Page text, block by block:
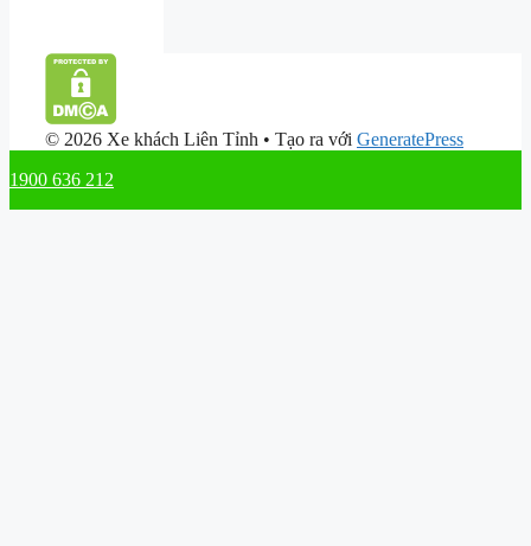
© 2026 Xe khách Liên Tỉnh • Tạo ra với GeneratePress
1900 636 212